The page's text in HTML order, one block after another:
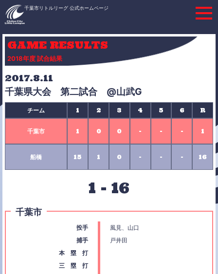
千葉市リトルリーグ 公式ホームページ
GAME RESULTS
2018年度 試合結果
2017.8.11
千葉県大会 第二試合 @山武G
チーム 1 2 3 4 5 6 R
千葉市 1 0 0 - - - 1
船橋 15 1 0 - - - 16
1 - 16
千葉市
投手
風見、山口
捕手
戸井田
本 塁 打
三 塁 打